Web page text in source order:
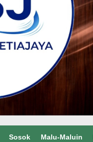
Sosok Malu-Maluin